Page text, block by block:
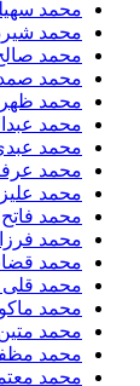
محمد
​محمد
محمد
محمد
محمد
محمد
محمد
محمد
محمد
محمد فاتح
محمد
محمد
محمد قلی
محمد
محمد
محمد
محمد